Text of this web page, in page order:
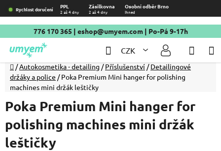
Přejít
na
obsah
Rychlost doručení PPL Zásilkovna Osobní odběr Brno
2 až 4 dny 2 až 4 dny Ihned
776 170 365 | eshop@umyem.com| Po-Pá 9-17h
CZK
Hledat
Domů
/Autokosmetika - detailing / Příslušenství / Detailingové
držáky a police / Poka Premium Mini hanger for polishing
machines mini držák leštičky
Poka Premium Mini hanger for
polishing machines mini držák
leštičky